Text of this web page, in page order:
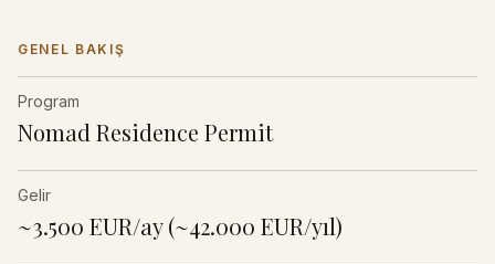
GENEL BAKIŞ
Program
Nomad Residence Permit
Gelir
~3.500 EUR/ay (~42.000 EUR/yıl)